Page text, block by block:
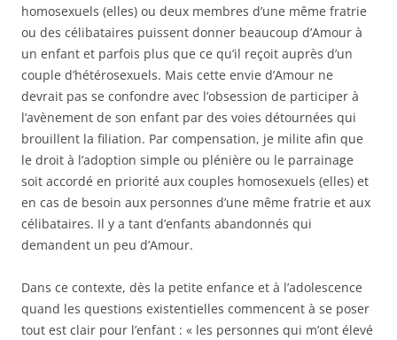
homosexuels (elles) ou deux membres d’une même fratrie
ou des célibataires puissent donner beaucoup d’Amour à
un enfant et parfois plus que ce qu’il reçoit auprès d’un
couple d’hétérosexuels. Mais cette envie d’Amour ne
devrait pas se confondre avec l’obsession de participer à
l’avènement de son enfant par des voies détournées qui
brouillent la filiation. Par compensation, je milite afin que
le droit à l’adoption simple ou plénière ou le parrainage
soit accordé en priorité aux couples homosexuels (elles) et
en cas de besoin aux personnes d’une même fratrie et aux
célibataires. Il y a tant d’enfants abandonnés qui
demandent un peu d’Amour.
Dans ce contexte, dès la petite enfance et à l’adolescence
quand les questions existentielles commencent à se poser
tout est clair pour l’enfant : « les personnes qui m’ont élevé